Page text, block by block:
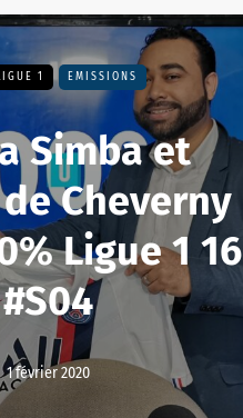
1 EMISSIONS
Simba et
Cheverny
Ligue 1 16
#S04
1 février 2020